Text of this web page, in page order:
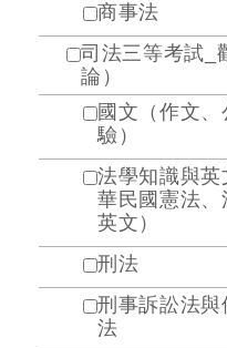
商事法
司法三等考試_
論）
國文（作文、
驗）
法學知識與英
華民國憲法、
英文）
刑法
刑事訴訟法
法